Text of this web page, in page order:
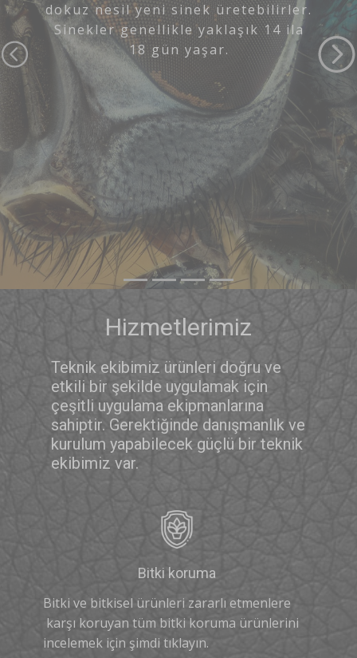
14 ila
biliyor musunuz?
Bu kaynakların %86 gibi bir
ile oluşturulan ve küçük
sivrisinek üremesi için
getirilebilecek kaynaklardır.
Hizmetlerimiz
Teknik ekibimiz ürünleri doğru ve
etkili bir şekilde uygulamak için
çeşitli uygulama ekipmanlarına
sahiptir. Gerektiğinde danışmanlık ve
kurulum yapabilecek güçlü bir teknik
ekibimiz var.
Bitki koruma
Bitki ve bitkisel ürünleri zararlı etmenlere
karşı koruyan tüm bitki koruma ürünlerini
incelemek için şimdi tıklayın.